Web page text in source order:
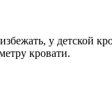
у детской
кровати.